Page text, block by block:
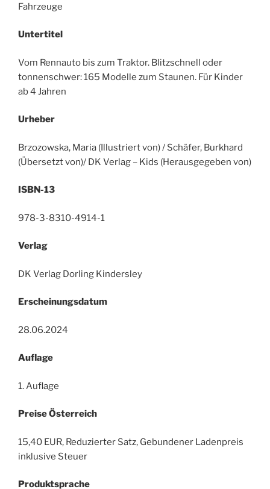
Fahrzeuge
Untertitel
Vom Rennauto bis zum Traktor. Blitzschnell oder
tonnenschwer: 165 Modelle zum Staunen. Für Kinder
ab 4 Jahren
Urheber
Brzozowska, Maria (Illustriert von) / Schäfer, Burkhard
(Übersetzt von)/ DK Verlag – Kids (Herausgegeben von)
ISBN-13
978-3-8310-4914-1
Verlag
DK Verlag Dorling Kindersley
Erscheinungsdatum
28.06.2024
Auflage
1. Auflage
Preise Österreich
15,40 EUR, Reduzierter Satz, Gebundener Ladenpreis
inklusive Steuer
Produktsprache